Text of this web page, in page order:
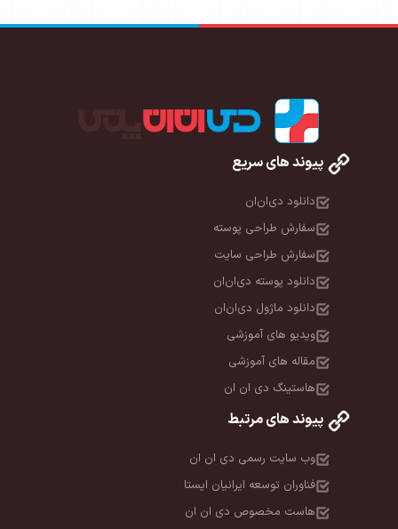
پیوند های سریع
دانلود دی‌ان‌ان
سفارش طراحی پوسته
سفارش طراحی سایت
دانلود پوسته دی‌ان‌ان
دانلود ماژول دی‌ان‌ان
ویدیو های آموزشی
مقاله های آموزشی
هاستینگ دی ان ان
پیوند های مرتبط
وب سایت رسمی دی ان ان
فناوران توسعه ایرانیان ایستا
هاست مخصوص دی ان ان